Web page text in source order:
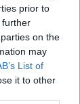
prior to
further
on the
may
List of
it to other
grande
querem